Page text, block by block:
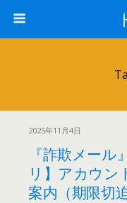
2025年11月4日
『詐欺メール
リ】アカウン
案内（期限切